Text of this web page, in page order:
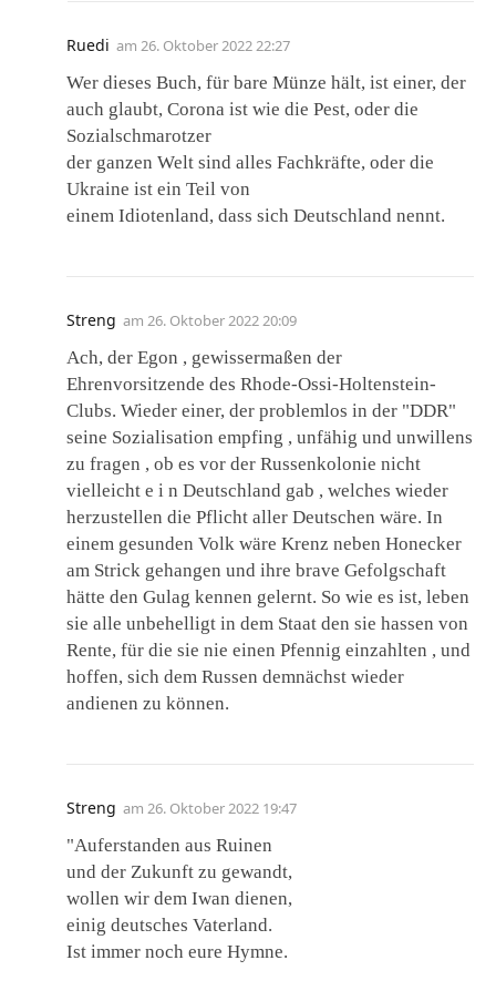
Ruedi am 26. Oktober 2022 22:27
Wer dieses Buch, für bare Münze hält, ist einer, der
auch glaubt, Corona ist wie die Pest, oder die
Sozialschmarotzer
der ganzen Welt sind alles Fachkräfte, oder die
Ukraine ist ein Teil von
einem Idiotenland, dass sich Deutschland nennt.
Streng am 26. Oktober 2022 20:09
Ach, der Egon , gewissermaßen der
Ehrenvorsitzende des Rhode-Ossi-Holtenstein-
Clubs. Wieder einer, der problemlos in der "DDR"
seine Sozialisation empfing , unfähig und unwillens
zu fragen , ob es vor der Russenkolonie nicht
vielleicht e i n Deutschland gab , welches wieder
herzustellen die Pflicht aller Deutschen wäre. In
einem gesunden Volk wäre Krenz neben Honecker
am Strick gehangen und ihre brave Gefolgschaft
hätte den Gulag kennen gelernt. So wie es ist, leben
sie alle unbehelligt in dem Staat den sie hassen von
Rente, für die sie nie einen Pfennig einzahlten , und
hoffen, sich dem Russen demnächst wieder
andienen zu können.
Streng am 26. Oktober 2022 19:47
"Auferstanden aus Ruinen
und der Zukunft zu gewandt,
wollen wir dem Iwan dienen,
einig deutsches Vaterland.
Ist immer noch eure Hymne.